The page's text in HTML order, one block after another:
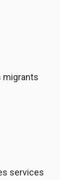
migrants
services